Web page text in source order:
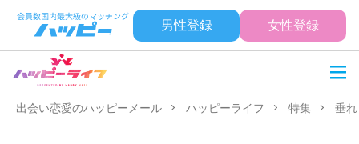
男性登録 女性登録
出会い恋愛のハッピーメール ハッピーライフ 特集 垂